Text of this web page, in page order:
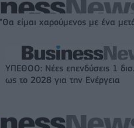
είμαι χαρούμενος με ένα
ΥΠΕΘΟΟ: Νέες επενδύσεις 1
ως το 2028 για την Ενέργεια